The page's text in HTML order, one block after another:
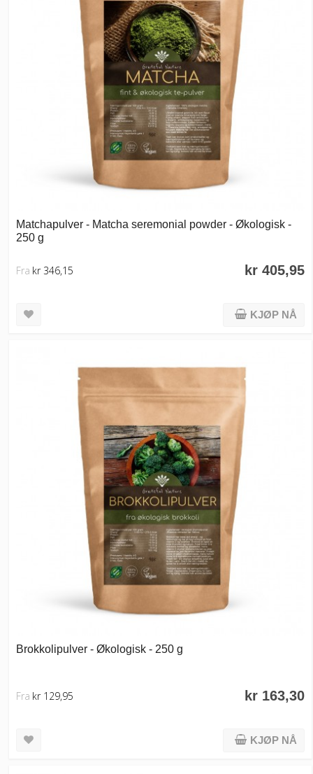
Matchapulver - Matcha seremonial powder - Økologisk -
250 g
kr 405,95
Fra kr 346,15
KJØP NÅ
Brokkolipulver - Økologisk - 250 g
kr 163,30
Fra kr 129,95
KJØP NÅ